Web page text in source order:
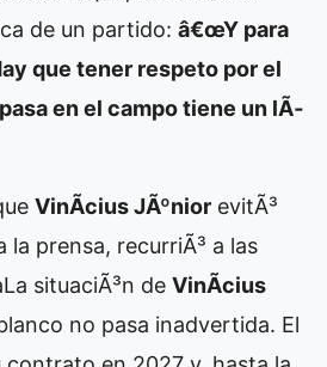
de un partido: â€œY para
que tener respeto por el
en el campo tiene un lÃ­
VinÃ­cius JÃºnior evitÃ³
la prensa, recurriÃ³ a las
La situaciÃ³n de VinÃ­cius
no pasa inadvertida. El